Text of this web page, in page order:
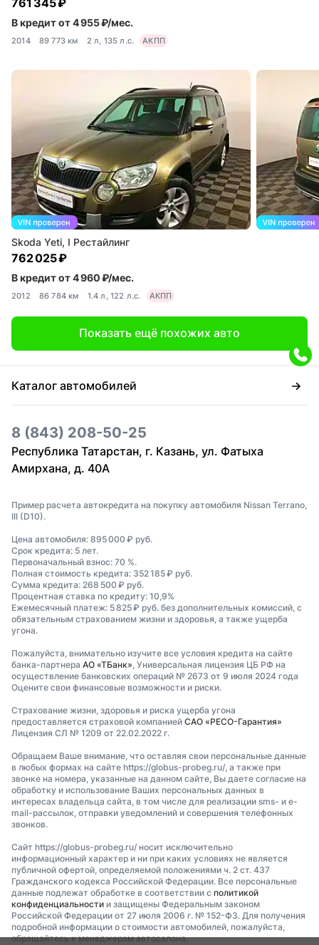
761 345 ₽
В кредит от 4 955 ₽/мес.
2014 89 773 км 2 л, 135 л.с. АКПП
Skoda Yeti, I Рестайлинг
762 025 ₽
В кредит от 4 960 ₽/мес.
2012 86 784 км 1.4 л, 122 л.с. АКПП
Показать ещё похожих авто
Каталог автомобилей
8 (843) 208-50-25
Республика Татарстан, г. Казань, ул. Фатыха
Амирхана, д. 40А
Пример расчета автокредита на покупку автомобиля Nissan Terrano,
III (D10).
Цена автомобиля: 895 000 ₽ руб.
Срок кредита: 5 лет.
Первоначальный взнос: 70 %.
Полная стоимость кредита: 352 185 ₽ руб.
Сумма кредита: 268 500 ₽ руб.
Процентная ставка по кредиту: 10,9%
Ежемесячный платеж: 5 825 ₽ руб. без дополнительных комиссий, с
обязательным страхованием жизни и здоровья, а также ущерба
угона.
Пожалуйста, внимательно изучите все условия кредита на сайте
банка-партнера АО «ТБанк», Универсальная лицензия ЦБ РФ на
осуществление банковских операций № 2673 от 9 июля 2024 года
Оцените свои финансовые возможности и риски.
Страхование жизни, здоровья и риска ущерба угона
предоставляется страховой компанией САО «РЕСО-Гарантия»
Лицензия СЛ № 1209 от 22.02.2022 г.
Обращаем Ваше внимание, что оставляя свои персональные данные
в любых формах на сайте https://globus-probeg.ru/, а также при
звонке на номера, указанные на данном сайте, Вы даете согласие на
обработку и использование Ваших персональных данных в
интересах владельца сайта, в том числе для реализации sms- и e-
mail-рассылок, отправки уведомлений и совершения телефонных
звонков.
Сайт https://globus-probeg.ru/ носит исключительно
информационный характер и ни при каких условиях не является
публичной офертой, определяемой положениями ч. 2 ст. 437
Гражданского кодекса Российской Федерации. Все персональные
данные подлежат обработке в соответствии с политикой
конфиденциальности и защищены Федеральным законом
Российской Федерации от 27 июля 2006 г. № 152-ФЗ. Для получения
подробной информации о стоимости автомобилей, пожалуйста,
обращайтесь к менеджерам автосалона.